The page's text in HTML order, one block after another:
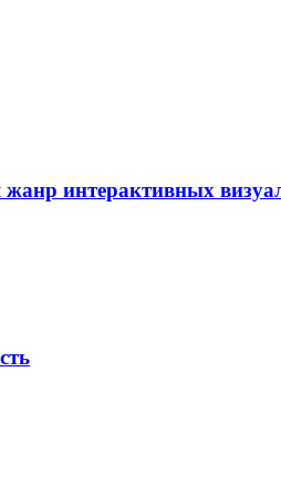
интерактивных